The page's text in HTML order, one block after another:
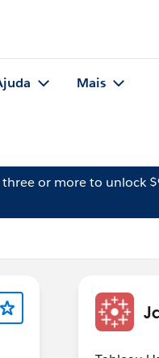
Mais
three or more to unlock